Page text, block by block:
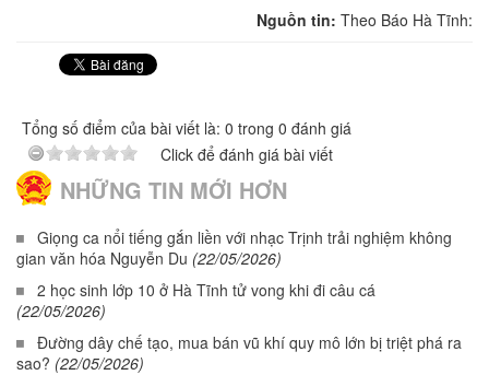
Nguồn tin: Theo Báo Hà Tĩnh:
Tổng số điểm của bài viết là: 0 trong 0 đánh giá
Click để đánh giá bài viết
NHỮNG TIN MỚI HƠN
Giọng ca nổi tiếng gắn liền với nhạc Trịnh trải nghiệm không
gian văn hóa Nguyễn Du (22/05/2026)
2 học sinh lớp 10 ở Hà Tĩnh tử vong khi đi câu cá
(22/05/2026)
Đường dây chế tạo, mua bán vũ khí quy mô lớn bị triệt phá ra
sao? (22/05/2026)